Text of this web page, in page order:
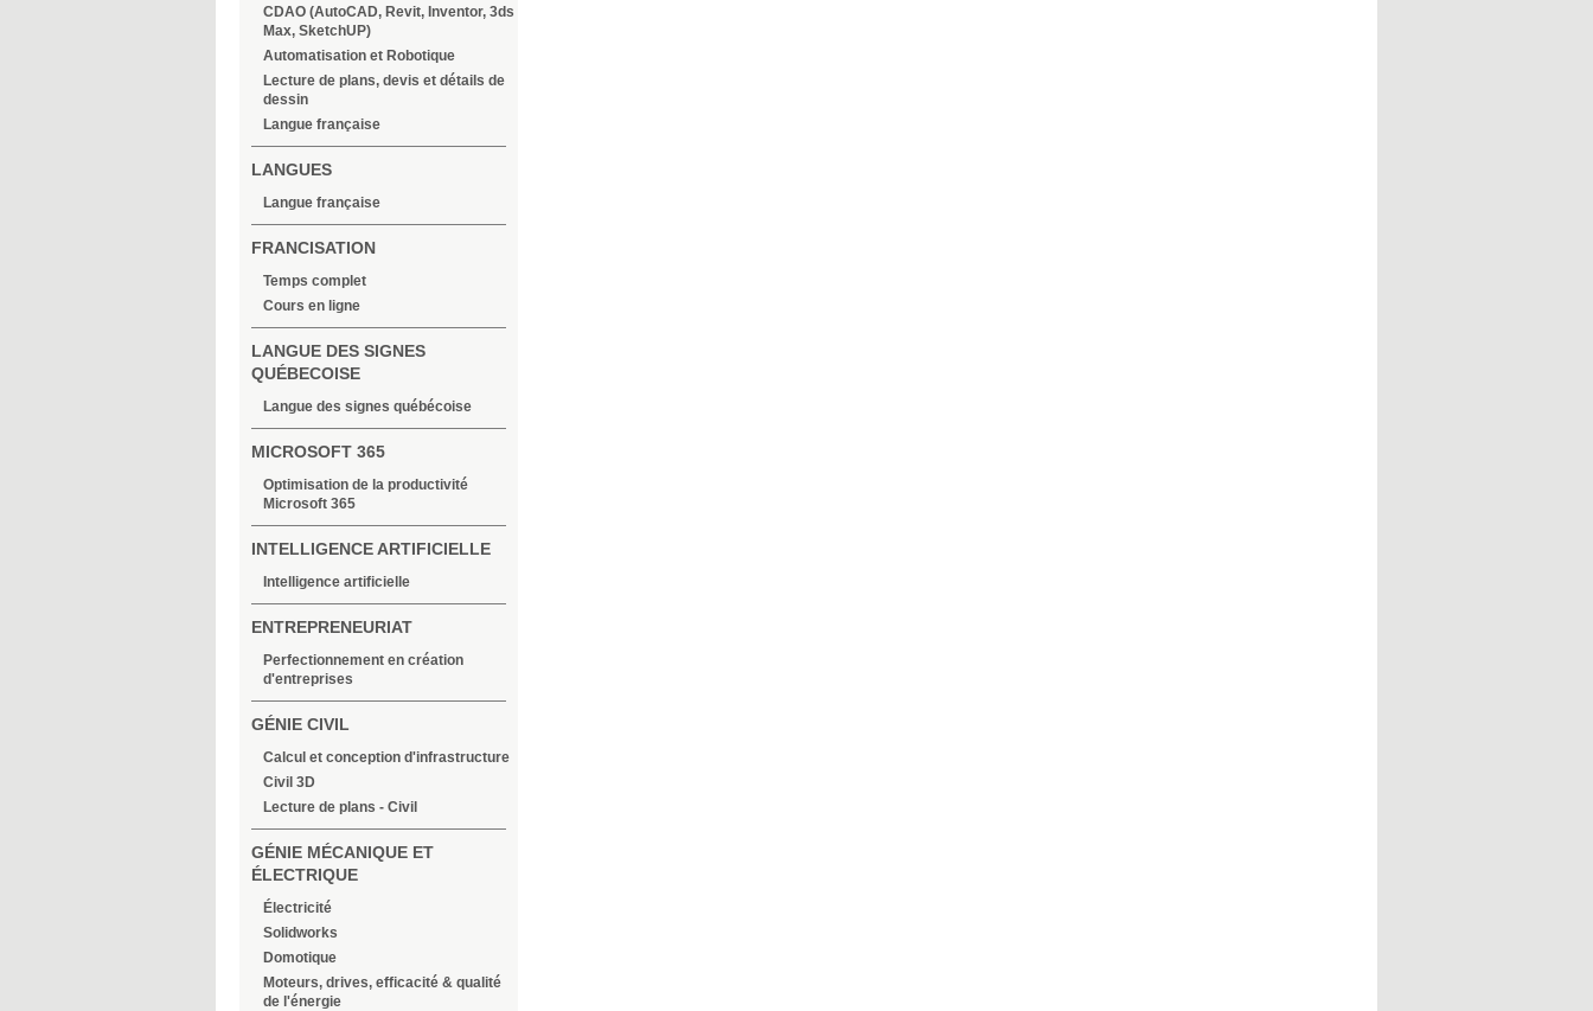
CDAO (AutoCAD, Revit, Inventor, 3ds
Max, SketchUP)
Automatisation et Robotique
Lecture de plans, devis et détails de
dessin
Langue française
LANGUES
Langue française
FRANCISATION
Temps complet
Cours en ligne
LANGUE DES SIGNES
QUÉBECOISE
Langue des signes québécoise
MICROSOFT 365
Optimisation de la productivité
Microsoft 365
INTELLIGENCE ARTIFICIELLE
Intelligence artificielle
ENTREPRENEURIAT
Perfectionnement en création
d'entreprises
GÉNIE CIVIL
Calcul et conception d'infrastructure
Civil 3D
Lecture de plans - Civil
GÉNIE MÉCANIQUE ET
ÉLECTRIQUE
Électricité
Solidworks
Domotique
Moteurs, drives, efficacité & qualité
de l'énergie